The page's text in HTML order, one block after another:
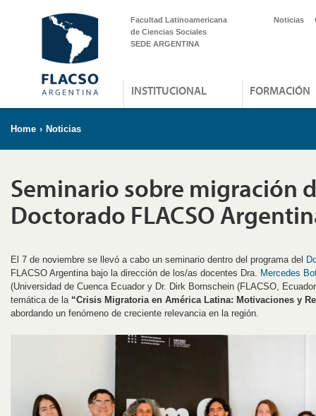
Facultad Latinoamericana
de Ciencias Sociales
SEDE ARGENTINA
Noticias
INSTITUCIONAL FORMACIÓN
Home › Noticias
Seminario sobre migración
Doctorado FLACSO
El 7 de noviembre se llevó a cabo un seminario dentro del programa del
FLACSO Argentina bajo la dirección de los/as docentes Dra. Mercedes
(Universidad de Cuenca Ecuador y Dr. Dirk Bornschein (FLACSO,
temática de la “Crisis Migratoria en América Latina: Motivaciones y
abordando un fenómeno de creciente relevancia en la región.